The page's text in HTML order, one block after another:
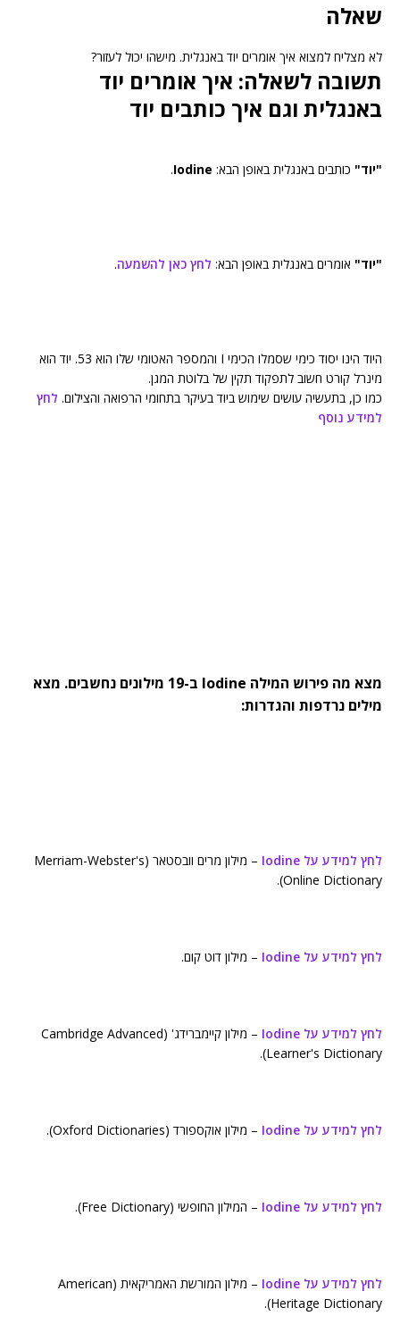
שאלה
לא מצליח למצוא איך אומרים יוד באנגלית. מישהו יכול לעזור?
תשובה לשאלה: איך אומרים יוד
באנגלית וגם איך כותבים יוד
"יוד" כותבים באנגלית באופן הבא: Iodine
.
"יוד" אומרים באנגלית באופן הבא: לחץ כאן להשמעה.
היוד הינו יסוד כימי שסמלו הכימי I והמספר האטומי שלו הוא 53. יוד הוא
מינרל קורט חשוב לתפקוד תקין של בלוטת המגן.
כמו כן, בתעשיה עושים שימוש ביוד בעיקר בתחומי הרפואה והצילום. לחץ
למידע נוסף
מצא מה פירוש המילה Iodine ב-19 מילונים נחשבים. מצא
מילים נרדפות והגדרות:
לחץ למידע על Iodine
– מילון מרים וובסטאר (Merriam-Webster's
Online Dictionary).
לחץ למידע על Iodine – מילון דוט קום.
לחץ למידע על Iodine
– מילון קיימברידג' (Cambridge Advanced
Learner's Dictionary).
לחץ למידע על Iodine – מילון אוקספורד (Oxford Dictionaries).
לחץ למידע על Iodine – המילון החופשי (Free Dictionary).
לחץ למידע על Iodine
– מילון המורשת האמריקאית (American
Heritage Dictionary).